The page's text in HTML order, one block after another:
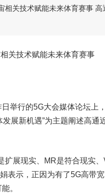
关技术赋能未来体育赛事 高
关技术赋能未来体育赛事
行的5G大会媒体论坛上
展新机遇”为主题阐述高通
展现实、MR是符合现实、
表示，正因为有了5G高带
。